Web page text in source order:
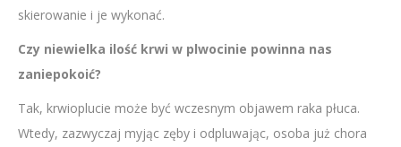
skierowanie i je wykonać.
Czy niewielka ilość krwi w plwocinie powinna nas
zaniepokoić?
Tak, krwioplucie może być wczesnym objawem raka płuca.
Wtedy, zazwyczaj myjąc zęby i odpluwając, osoba już chora